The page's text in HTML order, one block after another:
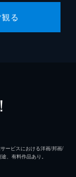
る
！
ービスにおける洋画/邦画/
、有料作品あり。